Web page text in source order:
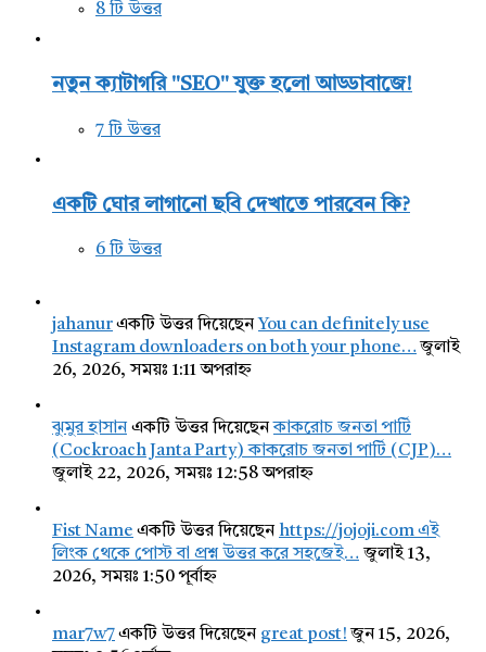
8 টি উত্তর
নতুন ক্যাটাগরি "SEO" যুক্ত হলো আড্ডাবাজে!
7 টি উত্তর
একটি ঘোর লাগানো ছবি দেখাতে পারবেন কি?
6 টি উত্তর
jahanurএকটি উত্তর দিয়েছেন You can definitely use
Instagram downloaders on both your phone… জুলাই
26, 2026, সময়ঃ 1:11 অপরাহ্ন
ঝুমুর হাসানএকটি উত্তর দিয়েছেনকাকরোচ জনতা পার্টি
(Cockroach Janta Party) কাকরোচ জনতা পার্টি (CJP)…
জুলাই 22, 2026, সময়ঃ 12:58 অপরাহ্ন
Fist Name একটি উত্তর দিয়েছেন https://jojoji.com এই
লিংক থেকে পোস্ট বা প্রশ্ন উত্তর করে সহজেই… জুলাই 13,
2026, সময়ঃ 1:50 পূর্বাহ্ন
mar7w7একটি উত্তর দিয়েছেন great post! জুন 15, 2026,